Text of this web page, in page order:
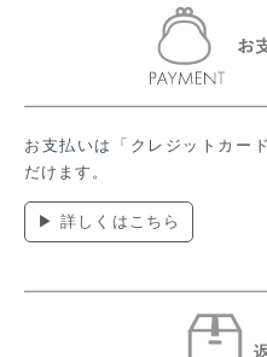
お支払いは「クレジットカー
だけます。
▶ 詳しくはこちら